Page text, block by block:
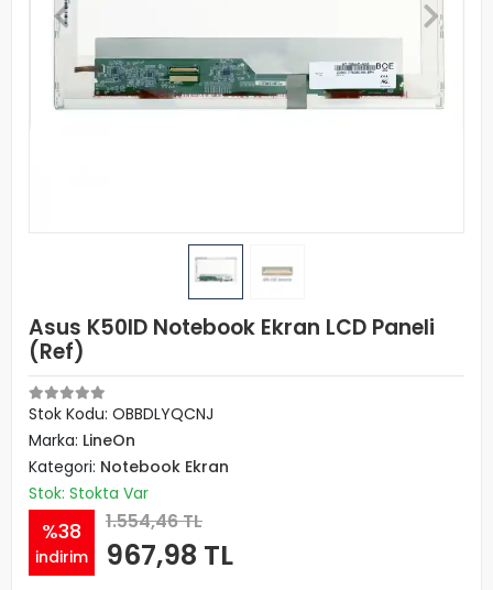
Asus K50ID Notebook Ekran LCD Paneli
(Ref)
Stok Kodu: OBBDLYQCNJ
Marka: LineOn
Kategori: Notebook Ekran
Stok: Stokta Var
%38
indirim
1.554,46 TL
967,98 TL